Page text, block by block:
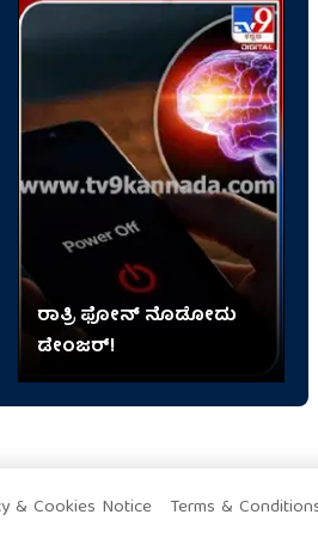
ರಾತ್ರಿ ಫೋನ್​​ ನೊಡೋದು
ಡೇಂಜರ್!
& Cookies Notice Terms &